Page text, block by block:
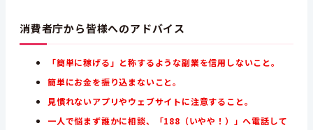
消費者庁から皆様へのアドバイス
「簡単に稼げる」と称するような副業を信用しないこと。
簡単にお金を振り込まないこと。
見慣れないアプリやウェブサイトに注意すること。
一人で悩まず誰かに相談、「188（いやや！）」へ電話して